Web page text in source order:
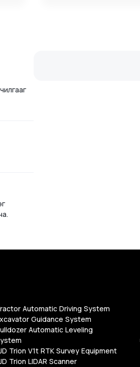
Automatic Driving System
Guidance System
Automatic Leveling
Trion V1t RTK Survey Equipment
Trion LIDAR Scanner